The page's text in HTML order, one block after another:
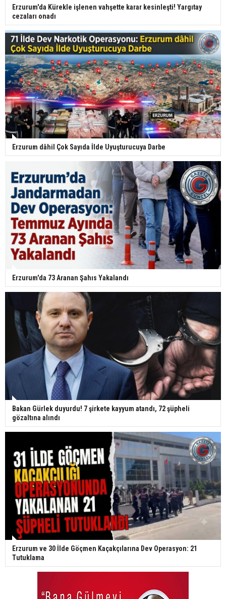
Erzurum'da Kürekle işlenen vahşette karar kesinleşti! Yargıtay
cezaları onadı
Erzurum dâhil Çok Sayıda İlde Uyuşturucuya Darbe
Erzurum'da 73 Aranan Şahıs Yakalandı
Bakan Gürlek duyurdu! 7 şirkete kayyum atandı, 72 şüpheli
gözaltına alındı
Erzurum ve 30 İlde Göçmen Kaçakçılarına Dev Operasyon: 21
Tutuklama